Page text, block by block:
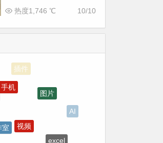
10/10
热度1,746 ℃
手机
AI